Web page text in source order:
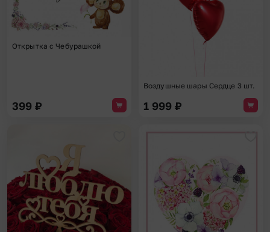
Открытка с Чебурашкой
399 ₽
Воздушные шары Сердце 3 шт.
1 999 ₽